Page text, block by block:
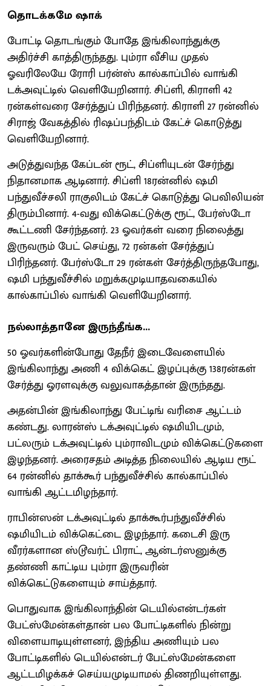
தொடக்கமே ஷாக்
போட்டி தொடங்கும் போதே இங்கிலாந்துக்கு
அதிர்ச்சி காத்திருந்தது. பும்ரா வீசிய முதல்
ஓவரிலேயே ரோரி பர்ன்ஸ் கால்காப்பில் வாங்கி
டக்அவுட்டில் வெளியேறினார். சிப்ளி, கிராளி 42
ரன்கள்வரை சேர்த்துப் பிரிந்தனர். கிராளி 27 ரன்னில்
சிராஜ் வேகத்தில் ரிஷப்பந்திடம் கேட்ச் கொடுத்து
வெளியேறினார்.
அடுத்துவந்த கேப்டன் ரூட், சிப்ளியுடன் சேர்ந்து
நிதானமாக ஆடினார். சிப்ளி 18ரன்னில் ஷமி
பந்துவீச்சலி் ராகுலிடம் கேட்ச் கொடுத்து பெவிலியன்
திரும்பினார். 4-வது விக்கெட்டுக்கு ரூட், பேர்ஸ்டோ
கூட்டணி சேர்ந்தனர். 23 ஓவர்கள் வரை நிலைத்து
இருவரும் பேட் செய்து, 72 ரன்கள் சேர்த்துப்
பிரிந்தனர். பேர்ஸ்டோ 29 ரன்கள் சேர்த்திருந்தபோது,
ஷமி பந்துவீச்சில் மறுக்கமுடியாதவகையில்
கால்காப்பில் வாங்கி வெளியேறினார்.
நல்லாத்தானே இருந்தீங்க...
50 ஓவர்களின்போது தேநீர் இடைவேளையில்
இங்கிலாந்து அணி 4 விக்கெட் இழப்புக்கு 138ரன்கள்
சேர்த்து ஓரளவுக்கு வலுவாகத்தான் இருந்தது.
அதன்பின் இங்கிலாந்து பேட்டிங் வரிசை ஆட்டம்
கண்டது. லாரன்ஸ் டக்அவுட்டில் ஷமியிடமும்,
பட்லரும் டக்அவுட்டில் பும்ராவிடமும் விக்கெட்டுகளை
இழந்தனர். அரைசதம் அடித்த நிலையில் ஆடிய ரூட்
64 ரன்னில் தாக்கூர் பந்துவீச்சில் கால்காப்பில்
வாங்கி ஆட்டமிழந்தார்.
ராபின்ஸன் டக்அவுட்டில் தாக்கூர்பந்துவீச்சில்
ஷமியிடம் விக்கெட்டை இழந்தார். கடைசி இரு
வீரர்களான ஸ்டூவர்ட் பிராட், ஆன்டர்ஸனுக்கு
தண்ணி காட்டிய பும்ரா இருவரின்
விக்கெட்டுகளையும் சாய்த்தார்.
பொதுவாக இங்கிலாந்தின் டெயில்என்டர்கள்
பேட்ஸ்மேன்கள்தான் பல போட்டிகளில் நின்று
விளையாடியுள்ளனர், இந்திய அணியும் பல
போட்டிகளில் டெயில்என்டர் பேட்ஸ்மேன்களை
ஆட்டமிழக்கச் செய்யமுடியாமல் திணறியுள்ளது.